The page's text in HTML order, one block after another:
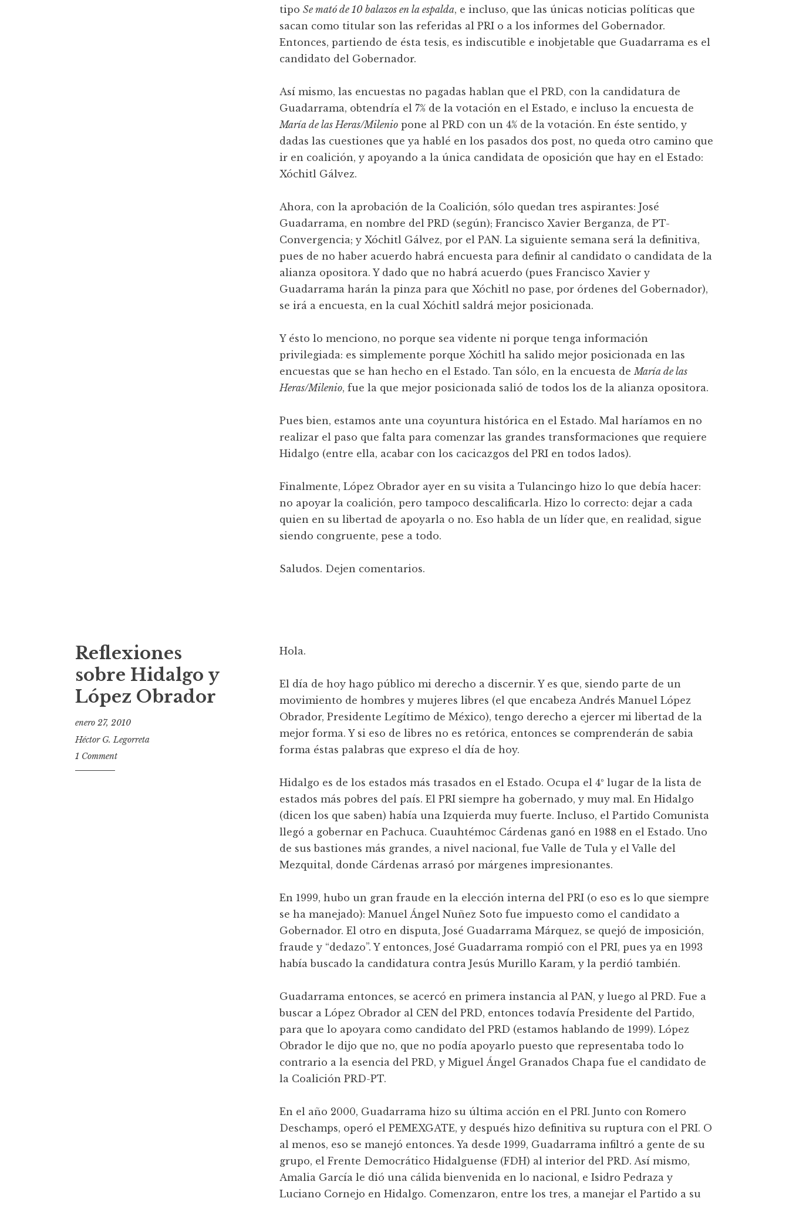
tipoSe mató de 10 balazos en la espalda, e incluso, que las únicas noticias políticas que
sacan como titular son las referidas al PRI o a los informes del Gobernador.
Entonces, partiendo de ésta tesis, es indiscutible e inobjetable que Guadarrama es el
candidato del Gobernador.
Así mismo, las encuestas no pagadas hablan que el PRD, con la candidatura de
Guadarrama, obtendría el 7% de la votación en el Estado, e incluso la encuesta de
María de las Heras/Milenio pone al PRD con un 4% de la votación. En éste sentido, y
dadas las cuestiones que ya hablé en los pasados dos post, no queda otro camino que
ir en coalición, y apoyando a la única candidata de oposición que hay en el Estado:
Xóchitl Gálvez.
Ahora, con la aprobación de la Coalición, sólo quedan tres aspirantes: José
Guadarrama, en nombre del PRD (según); Francisco Xavier Berganza, de PT-
Convergencia; y Xóchitl Gálvez, por el PAN. La siguiente semana será la definitiva,
pues de no haber acuerdo habrá encuesta para definir al candidato o candidata de la
alianza opositora. Y dado que no habrá acuerdo (pues Francisco Xavier y
Guadarrama harán la pinza para que Xóchitl no pase, por órdenes del Gobernador),
se irá a encuesta, en la cual Xóchitl saldrá mejor posicionada.
Y ésto lo menciono, no porque sea vidente ni porque tenga información
privilegiada: es simplemente porque Xóchitl ha salido mejor posicionada en las
encuestas que se han hecho en el Estado. Tan sólo, en la encuesta deMaría de las
Heras/Milenio, fue la que mejor posicionada salió de todos los de la alianza opositora.
Pues bien, estamos ante una coyuntura histórica en el Estado. Mal haríamos en no
realizar el paso que falta para comenzar las grandes transformaciones que requiere
Hidalgo (entre ella, acabar con los cacicazgos del PRI en todos lados).
Finalmente, López Obrador ayer en su visita a Tulancingo hizo lo que debía hacer:
no apoyar la coalición, pero tampoco descalificarla. Hizo lo correcto: dejar a cada
quien en su libertad de apoyarla o no. Eso habla de un líder que, en realidad, sigue
siendo congruente, pese a todo.
Saludos. Dejen comentarios.
Reflexiones
sobre Hidalgo y
López Obrador
enero 27, 2010
Héctor G. Legorreta
1 Comment
Hola.
El día de hoy hago público mi derecho a discernir. Y es que, siendo parte de un
movimiento de hombres y mujeres libres (el que encabeza Andrés Manuel López
Obrador, Presidente Legítimo de México), tengo derecho a ejercer mi libertad de la
mejor forma. Y si eso de libres no es retórica, entonces se comprenderán de sabia
forma éstas palabras que expreso el día de hoy.
Hidalgo es de los estados más trasados en el Estado. Ocupa el 4º lugar de la lista de
estados más pobres del país. El PRI siempre ha gobernado, y muy mal. En Hidalgo
(dicen los que saben) había una Izquierda muy fuerte. Incluso, el Partido Comunista
llegó a gobernar en Pachuca. Cuauhtémoc Cárdenas ganó en 1988 en el Estado. Uno
de sus bastiones más grandes, a nivel nacional, fue Valle de Tula y el Valle del
Mezquital, donde Cárdenas arrasó por márgenes impresionantes.
En 1999, hubo un gran fraude en la elección interna del PRI (o eso es lo que siempre
se ha manejado): Manuel Ángel Nuñez Soto fue impuesto como el candidato a
Gobernador. El otro en disputa, José Guadarrama Márquez, se quejó de imposición,
fraude y “dedazo”. Y entonces, José Guadarrama rompió con el PRI, pues ya en 1993
había buscado la candidatura contra Jesús Murillo Karam, y la perdió también.
Guadarrama entonces, se acercó en primera instancia al PAN, y luego al PRD. Fue a
buscar a López Obrador al CEN del PRD, entonces todavía Presidente del Partido,
para que lo apoyara como candidato del PRD (estamos hablando de 1999). López
Obrador le dijo que no, que no podía apoyarlo puesto que representaba todo lo
contrario a la esencia del PRD, y Miguel Ángel Granados Chapa fue el candidato de
la Coalición PRD-PT.
En el año 2000, Guadarrama hizo su última acción en el PRI. Junto con Romero
Deschamps, operó el PEMEXGATE, y después hizo definitiva su ruptura con el PRI. O
al menos, eso se manejó entonces. Ya desde 1999, Guadarrama infiltró a gente de su
grupo, el Frente Democrático Hidalguense (FDH) al interior del PRD. Así mismo,
Amalia García le dió una cálida bienvenida en lo nacional, e Isidro Pedraza y
Luciano Cornejo en Hidalgo. Comenzaron, entre los tres, a manejar el Partido a su